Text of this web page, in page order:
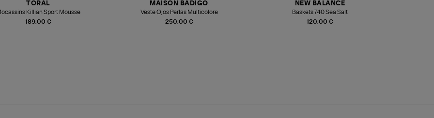
189,00 €
TORAL
Killian Sport Mousse
250,00 €
MAISON BADIGO
Veste Ojos Perlas Multicolore
120,00 €
NEW BALANCE
Baskets 740 Sea Salt